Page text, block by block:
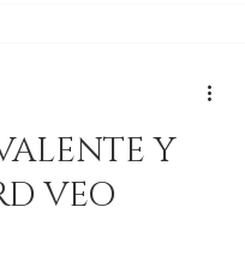
Y
VEO